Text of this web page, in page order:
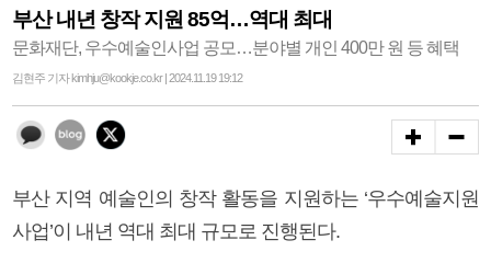
부산 내년 창작 지원 85억…역대 최대
문화재단, 우수예술인사업 공모…분야별 개인 400만 원 등 혜택
김현주 기자 kimhju@kookje.co.kr | 2024.11.19 19:12
부산 지역 예술인의 창작 활동을 지원하는 ‘우수예술지원
사업’이 내년 역대 최대 규모로 진행된다.